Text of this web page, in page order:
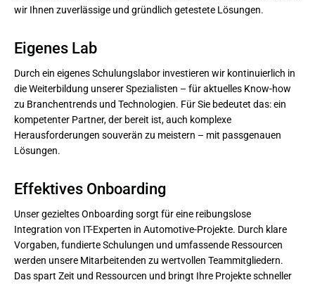
wir Ihnen zuverlässige und gründlich getestete Lösungen.
Eigenes Lab
Durch ein eigenes Schulungslabor investieren wir kontinuierlich in
die Weiterbildung unserer Spezialisten – für aktuelles Know-how
zu Branchentrends und Technologien. Für Sie bedeutet das: ein
kompetenter Partner, der bereit ist, auch komplexe
Herausforderungen souverän zu meistern – mit passgenauen
Lösungen.
Effektives Onboarding
Unser gezieltes Onboarding sorgt für eine reibungslose
Integration von IT-Experten in Automotive-Projekte. Durch klare
Vorgaben, fundierte Schulungen und umfassende Ressourcen
werden unsere Mitarbeitenden zu wertvollen Teammitgliedern.
Das spart Zeit und Ressourcen und bringt Ihre Projekte schneller